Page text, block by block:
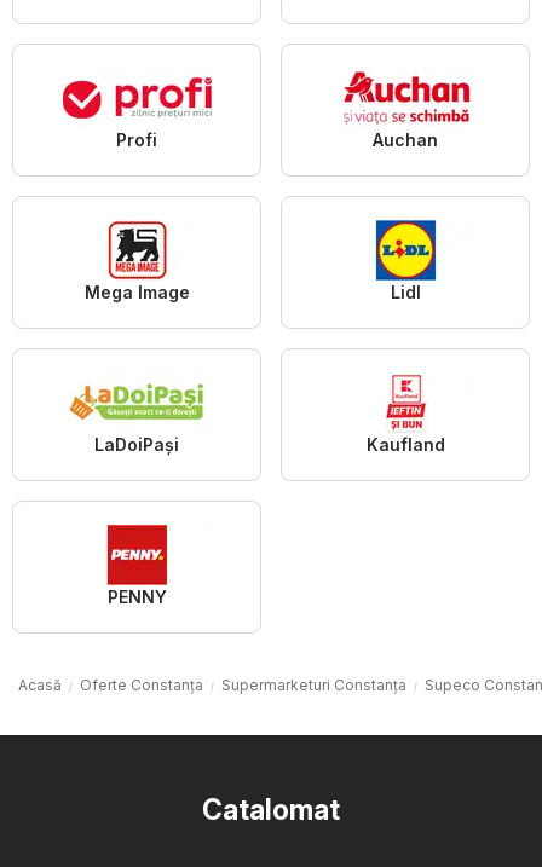
Profi Auchan
Mega Image Lidl
LaDoiPași Kaufland
PENNY
Acasă Oferte Constanța Supermarketuri Constanța Supeco
Catalomat